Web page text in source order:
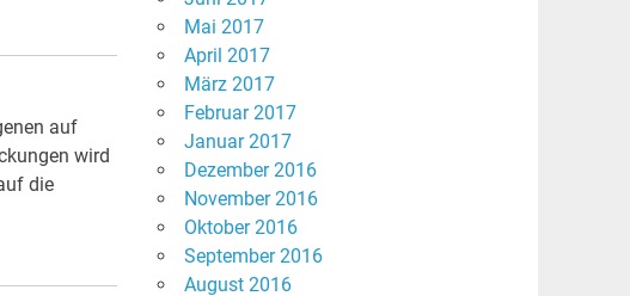
auf
wird
die
Mai 2017
April 2017
März 2017
Februar 2017
Januar 2017
Dezember 2016
November 2016
Oktober 2016
September 2016
August 2016